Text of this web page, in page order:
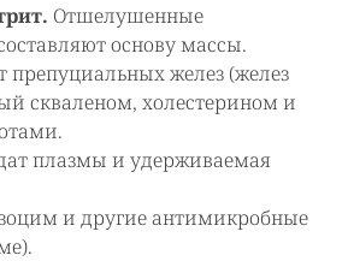
Отшелушенные
основу массы.
препуциальных желез (желез
скваленом, холестерином и
плазмы и удерживаемая
и другие антимикробные